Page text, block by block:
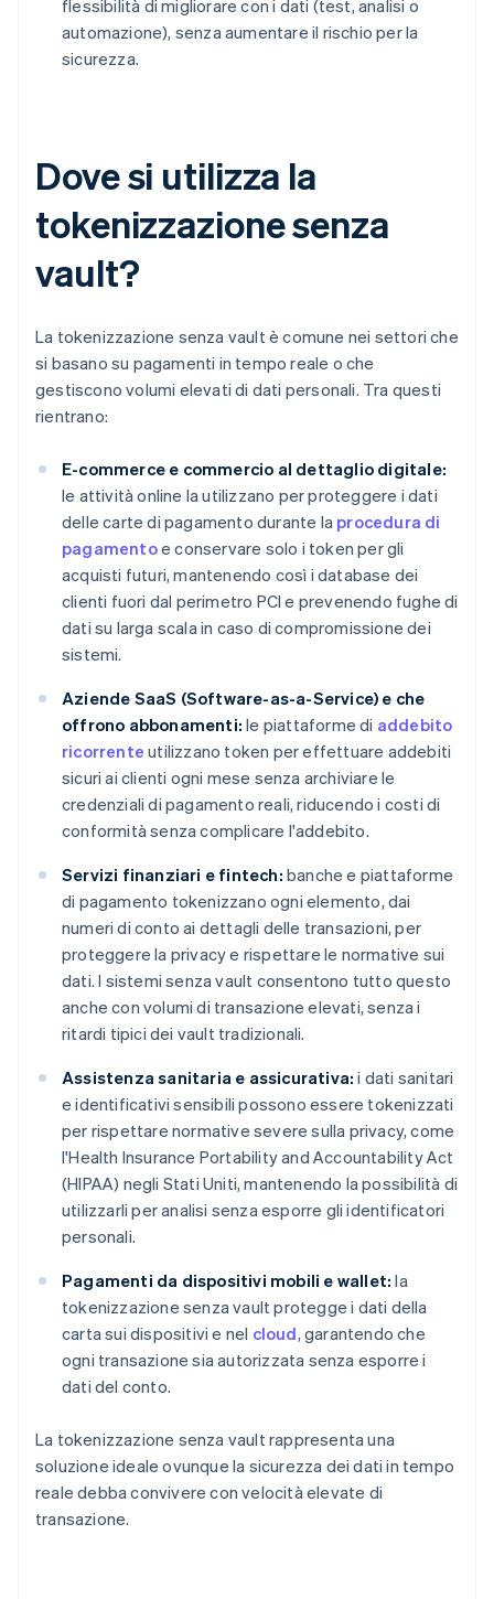
flessibilità di migliorare con i dati (test, analisi o
automazione), senza aumentare il rischio per la
sicurezza.
Dove si utilizza la
tokenizzazione senza
vault?
La tokenizzazione senza vault è comune nei settori che
si basano su pagamenti in tempo reale o che
gestiscono volumi elevati di dati personali. Tra questi
rientrano:
E-commerce e commercio al dettaglio digitale:
le attività online la utilizzano per proteggere i dati
delle carte di pagamento durante la procedura di
pagamentoe conservare solo i token per gli
acquisti futuri, mantenendo così i database dei
clienti fuori dal perimetro PCI e prevenendo fughe di
dati su larga scala in caso di compromissione dei
sistemi.
Aziende SaaS (Software-as-a-Service) e che
offrono abbonamenti: le piattaforme di addebito
ricorrente utilizzano token per effettuare addebiti
sicuri ai clienti ogni mese senza archiviare le
credenziali di pagamento reali, riducendo i costi di
conformità senza complicare l'addebito.
Servizi finanziari e fintech: banche e piattaforme
di pagamento tokenizzano ogni elemento, dai
numeri di conto ai dettagli delle transazioni, per
proteggere la privacy e rispettare le normative sui
dati. I sistemi senza vault consentono tutto questo
anche con volumi di transazione elevati, senza i
ritardi tipici dei vault tradizionali.
Assistenza sanitaria e assicurativa: i dati sanitari
e identificativi sensibili possono essere tokenizzati
per rispettare normative severe sulla privacy, come
l'Health Insurance Portability and Accountability Act
(HIPAA) negli Stati Uniti, mantenendo la possibilità di
utilizzarli per analisi senza esporre gli identificatori
personali.
Pagamenti da dispositivi mobili e wallet: la
tokenizzazione senza vault protegge i dati della
carta sui dispositivi e nel cloud, garantendo che
ogni transazione sia autorizzata senza esporre i
dati del conto.
La tokenizzazione senza vault rappresenta una
soluzione ideale ovunque la sicurezza dei dati in tempo
reale debba convivere con velocità elevate di
transazione.